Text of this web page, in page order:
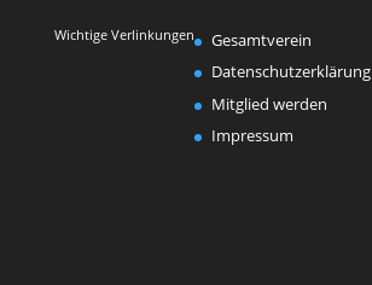
Wichtige Verlinkungen
Gesamtverein
Datenschutzerklärung
Mitglied werden
Impressum